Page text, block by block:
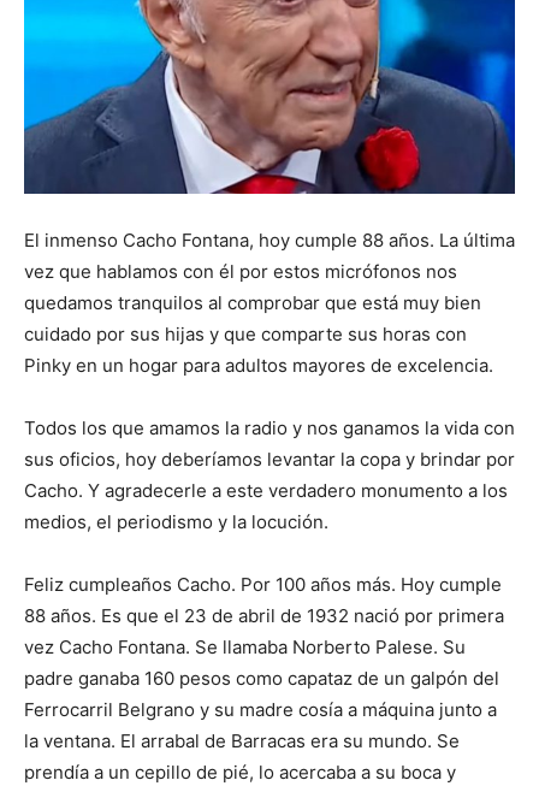
El inmenso Cacho Fontana, hoy cumple 88 años. La última
vez que hablamos con él por estos micrófonos nos
quedamos tranquilos al comprobar que está muy bien
cuidado por sus hijas y que comparte sus horas con
Pinky en un hogar para adultos mayores de excelencia.
Todos los que amamos la radio y nos ganamos la vida con
sus oficios, hoy deberíamos levantar la copa y brindar por
Cacho. Y agradecerle a este verdadero monumento a los
medios, el periodismo y la locución.
Feliz cumpleaños Cacho. Por 100 años más. Hoy cumple
88 años. Es que el 23 de abril de 1932 nació por primera
vez Cacho Fontana. Se llamaba Norberto Palese. Su
padre ganaba 160 pesos como capataz de un galpón del
Ferrocarril Belgrano y su madre cosía a máquina junto a
la ventana. El arrabal de Barracas era su mundo. Se
prendía a un cepillo de pié, lo acercaba a su boca y